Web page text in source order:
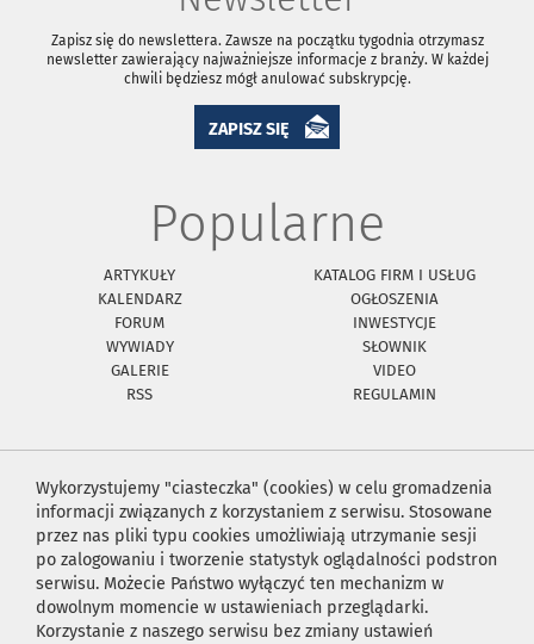
Zapisz się do newslettera. Zawsze na początku tygodnia otrzymasz
newsletter zawierający najważniejsze informacje z branży. W każdej
chwili będziesz mógł anulować subskrypcję.
ZAPISZ SIĘ
Popularne
ARTYKUŁY
KATALOG FIRM I USŁUG
KALENDARZ
OGŁOSZENIA
FORUM
INWESTYCJE
WYWIADY
SŁOWNIK
GALERIE
VIDEO
RSS
REGULAMIN
Wykorzystujemy "ciasteczka" (cookies) w celu gromadzenia
informacji związanych z korzystaniem z serwisu. Stosowane
przez nas pliki typu cookies umożliwiają utrzymanie sesji
po zalogowaniu i tworzenie statystyk oglądalności podstron
serwisu. Możecie Państwo wyłączyć ten mechanizm w
dowolnym momencie w ustawieniach przeglądarki.
Korzystanie z naszego serwisu bez zmiany ustawień